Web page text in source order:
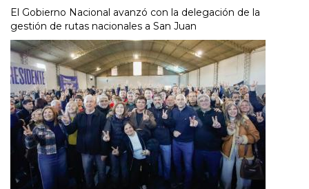
El Gobierno Nacional avanzó con la delegación de la
gestión de rutas nacionales a San Juan